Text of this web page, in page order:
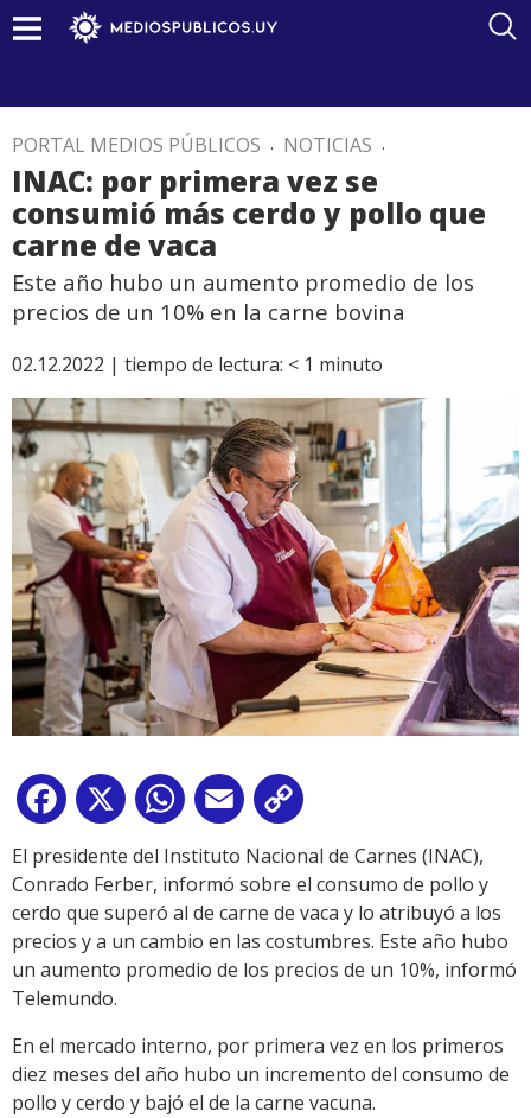
PORTAL MEDIOS PÚBLICOS . NOTICIAS .
INAC: por primera vez se
consumió más cerdo y pollo que
carne de vaca
Este año hubo un aumento promedio de los
precios de un 10% en la carne bovina
02.12.2022 | tiempo de lectura: < 1 minuto
Facebook
X WhatsApp
Email
Link
El presidente del Instituto Nacional de Carnes (INAC),
Conrado Ferber, informó sobre el consumo de pollo y
cerdo que superó al de carne de vaca y lo atribuyó a los
precios y a un cambio en las costumbres. Este año hubo
un aumento promedio de los precios de un 10%, informó
Telemundo.
En el mercado interno, por primera vez en los primeros
diez meses del año hubo un incremento del consumo de
pollo y cerdo y bajó el de la carne vacuna.